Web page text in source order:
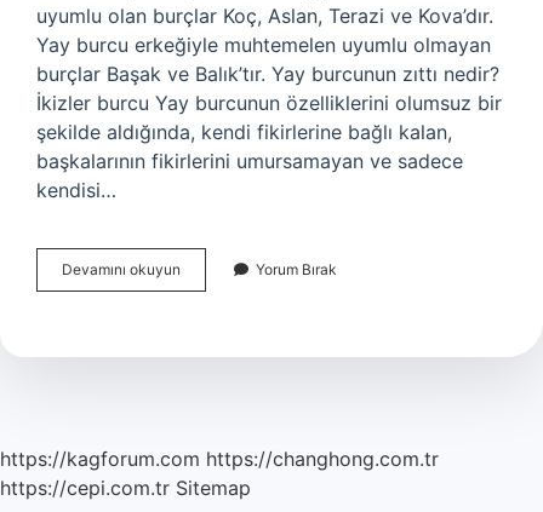
uyumlu olan burçlar Koç, Aslan, Terazi ve Kova’dır.
Yay burcu erkeğiyle muhtemelen uyumlu olmayan
burçlar Başak ve Balık’tır. Yay burcunun zıttı nedir?
İkizler burcu Yay burcunun özelliklerini olumsuz bir
şekilde aldığında, kendi fikirlerine bağlı kalan,
başkalarının fikirlerini umursamayan ve sadece
kendisi…
Devamını okuyun
Burcu
Iyi
Yorum Bırak
https://kagforum.com https://changhong.com.tr
https://cepi.com.tr Sitemap